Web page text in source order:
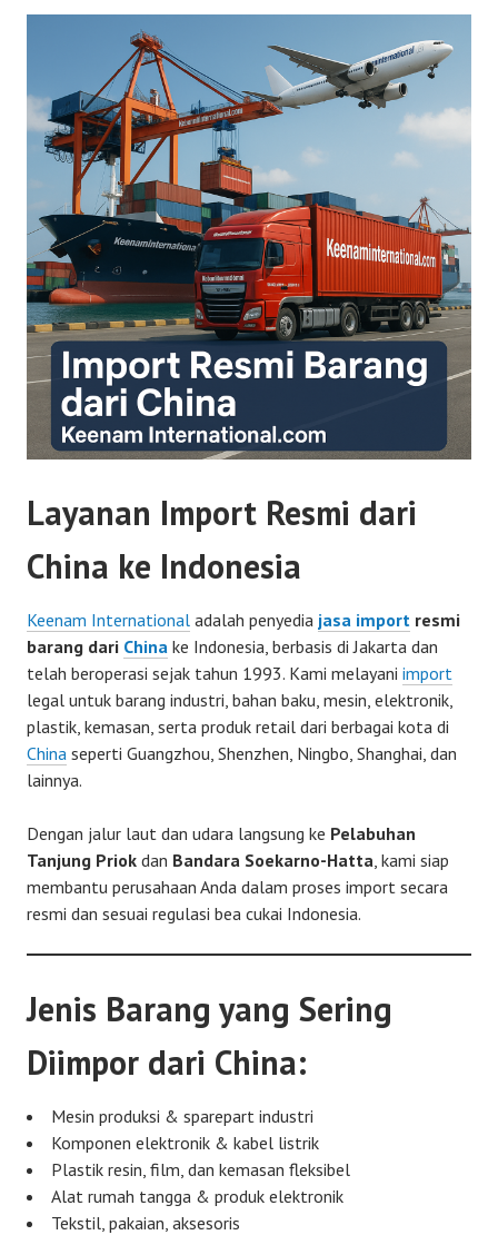
Layanan Import Resmi dari
China ke Indonesia
Keenam International adalah penyedia jasa import resmi
barang dari China ke Indonesia, berbasis di Jakarta dan
telah beroperasi sejak tahun 1993. Kami melayani import
legal untuk barang industri, bahan baku, mesin, elektronik,
plastik, kemasan, serta produk retail dari berbagai kota di
China seperti Guangzhou, Shenzhen, Ningbo, Shanghai, dan
lainnya.
Dengan jalur laut dan udara langsung ke Pelabuhan
Tanjung Priok dan Bandara Soekarno-Hatta, kami siap
membantu perusahaan Anda dalam proses import secara
resmi dan sesuai regulasi bea cukai Indonesia.
Jenis Barang yang Sering
Diimpor dari China:
Mesin produksi & sparepart industri
Komponen elektronik & kabel listrik
Plastik resin, film, dan kemasan fleksibel
Alat rumah tangga & produk elektronik
Tekstil, pakaian, aksesoris